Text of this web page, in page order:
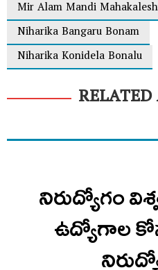
Mir Alam Mandi
Niharika Bangaru Bonam
Niharika Konidela Bonalu
నిరుద్యోగం
ఉద్యోగాల